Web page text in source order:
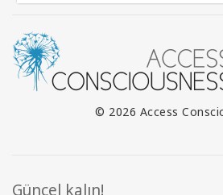
© 2026 Access
Güncel kalın!